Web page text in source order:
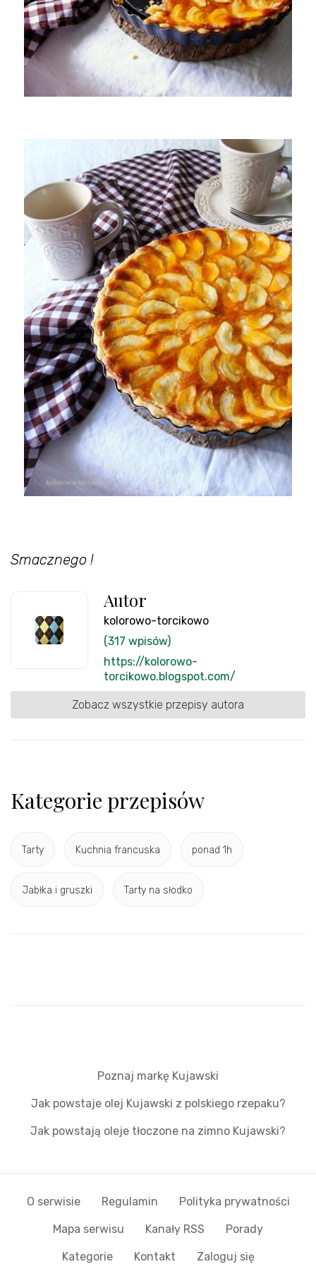
Smacznego !
Autor
kolorowo-torcikowo
(317 wpisów)
https://kolorowo-
torcikowo.blogspot.com/
Zobacz wszystkie przepisy autora
Kategorie przepisów
Tarty Kuchnia francuska ponad 1h
Jabłka i gruszki Tarty na słodko
Poznaj markę Kujawski
Jak powstaje olej Kujawski z polskiego rzepaku?
Jak powstają oleje tłoczone na zimno Kujawski?
O serwisie Regulamin Polityka prywatności
Mapa serwisu Kanały RSS Porady
Kategorie Kontakt Zaloguj się